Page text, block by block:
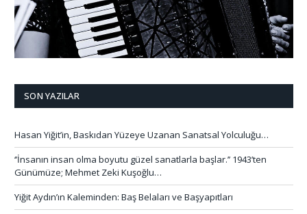
SON YAZILAR
Hasan Yiğit’in, Baskıdan Yüzeye Uzanan Sanatsal Yolculuğu…
‘’İnsanın insan olma boyutu güzel sanatlarla başlar.’’ 1943’ten
Günümüze; Mehmet Zeki Kuşoğlu…
Yiğit Aydın’ın Kaleminden: Baş Belaları ve Başyapıtları